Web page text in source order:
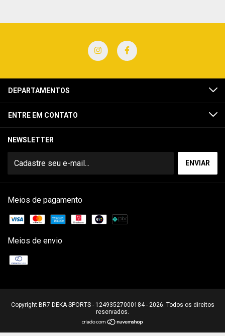
DEPARTAMENTOS
ENTRE EM CONTATO
NEWSLETTER
Meios de pagamento
Meios de envio
Copyright BR7 DEKA SPORTS - 12493527000184 - 2026. Todos os direitos
reservados.